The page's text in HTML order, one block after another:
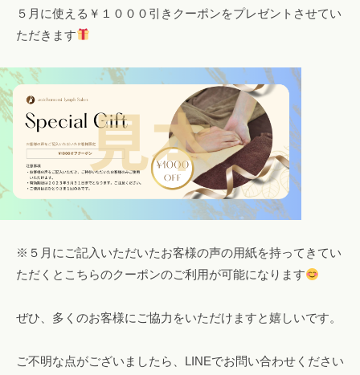
５月に使える￥１０００引きクーポンをプレゼントさせてい
ただきます
※５月にご記入いただいたお客様の声の用紙を持ってきてい
ただくとこちらのクーポンのご利用が可能になります
ぜひ、多くのお客様にご協力をいただけますと嬉しいです。
ご不明な点がございましたら、LINEでお問い合わせください